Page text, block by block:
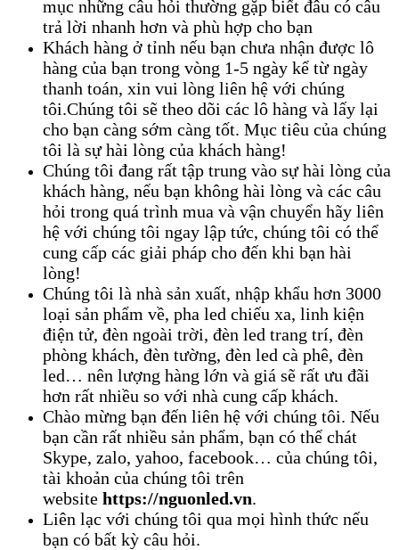
mục những câu hỏi thường gặp biết đâu có câu
trả lời nhanh hơn và phù hợp cho bạn
Khách hàng ở tỉnh nếu bạn chưa nhận được lô
hàng của bạn trong vòng 1-5 ngày kể từ ngày
thanh toán, xin vui lòng liên hệ với chúng
tôi.Chúng tôi sẽ theo dõi các lô hàng và lấy lại
cho bạn càng sớm càng tốt. Mục tiêu của chúng
tôi là sự hài lòng của khách hàng!
Chúng tôi đang rất tập trung vào sự hài lòng của
khách hàng, nếu bạn không hài lòng và các câu
hỏi trong quá trình mua và vận chuyển hãy liên
hệ với chúng tôi ngay lập tức, chúng tôi có thể
cung cấp các giải pháp cho đến khi bạn hài
lòng!
Chúng tôi là nhà sản xuất, nhập khẩu hơn 3000
loại sản phẩm về, pha led chiếu xa, linh kiện
điện tử, đèn ngoài trời, đèn led trang trí, đèn
phòng khách, đèn tường, đèn led cà phê, đèn
led… nên lượng hàng lớn và giá sẽ rất ưu đãi
hơn rất nhiều so với nhà cung cấp khách.
Chào mừng bạn đến liên hệ với chúng tôi. Nếu
bạn cần rất nhiều sản phẩm, bạn có thể chát
Skype, zalo, yahoo, facebook… của chúng tôi,
tài khoản của chúng tôi trên
website https://nguonled.vn.
Liên lạc với chúng tôi qua mọi hình thức nếu
bạn có bất kỳ câu hỏi.